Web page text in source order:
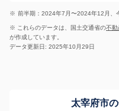
※ 前半期：2024年7月〜2024年12月、
※ これらのデータは、国土交通省の不動
が作成しています。
データ更新日: 2025年10月29日
太宰府市